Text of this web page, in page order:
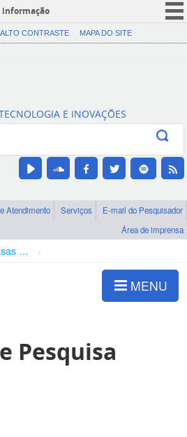
informação
CORONAVÍRUS (COVID-19)
Canais
ALTO CONTRASTE MAPA DO SITE
E INOVAÇÕES
Atendimento Serviços
E-mail do Pesquisador
Área de imprensa
Bolsas e Auxílios Vigentes
MENU
Pesquisa